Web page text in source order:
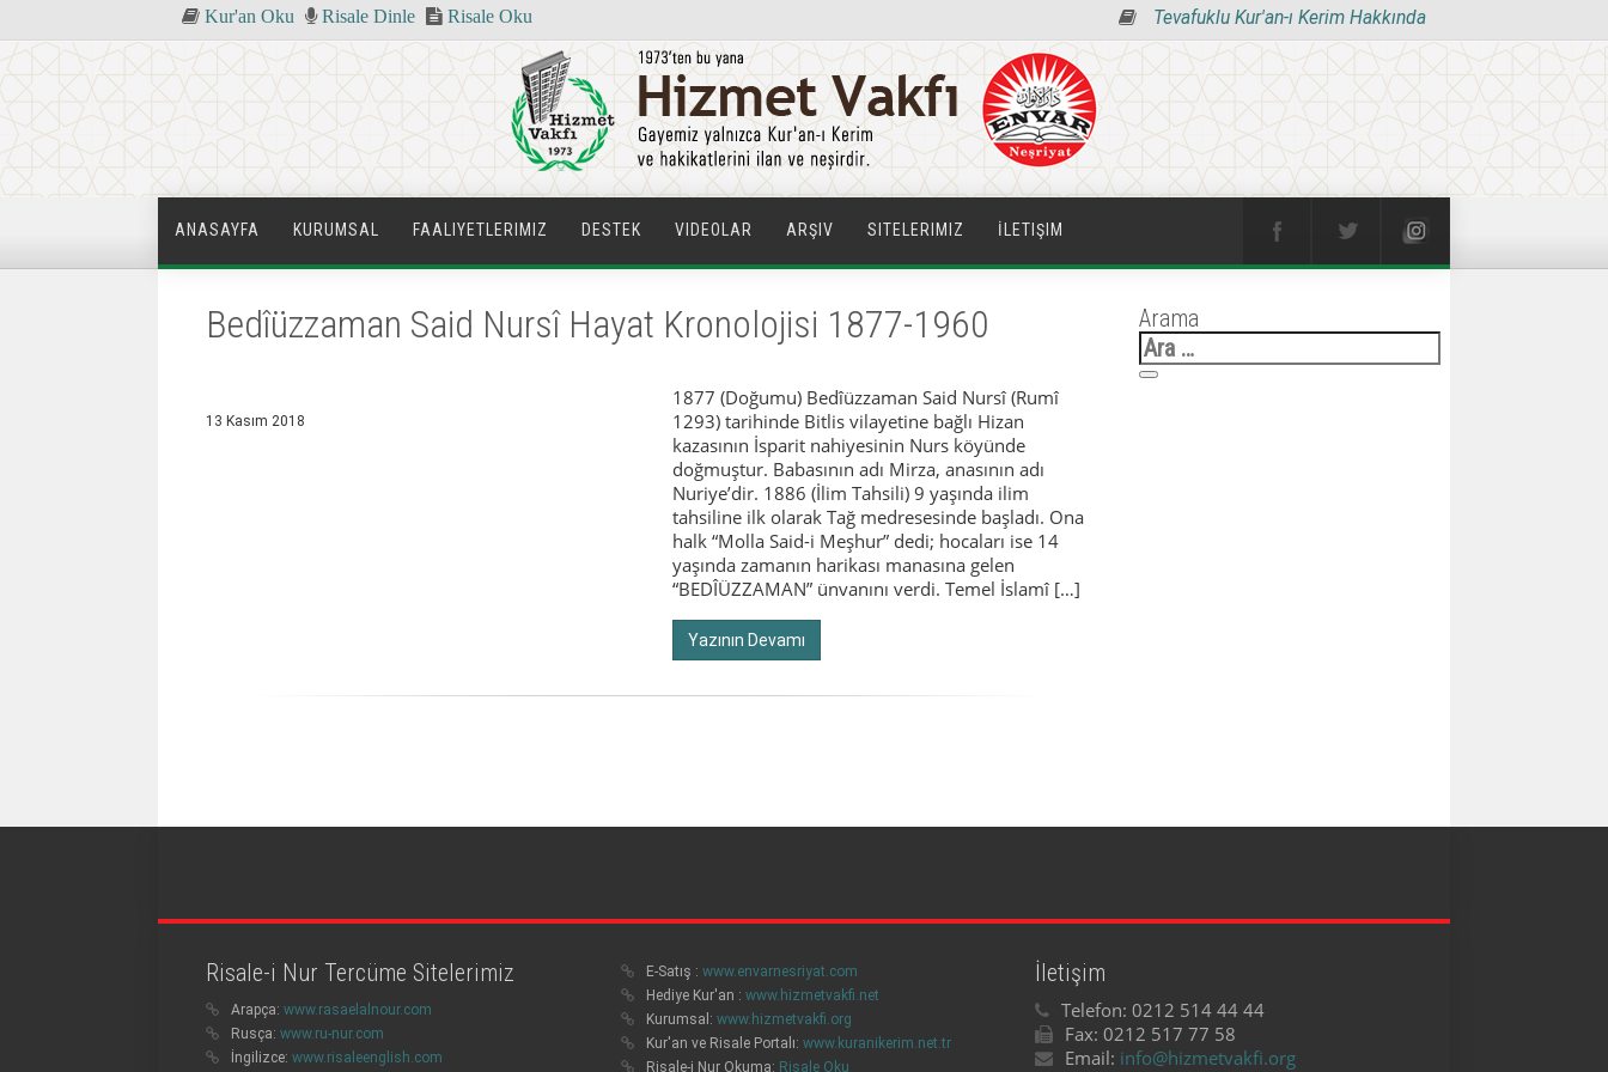
Kur'an Oku Risale Dinle Risale Oku Tevafuklu Kur'an-ı Kerim Hakkında
ANASAYFA KURUMSAL FAALIYETLERIMIZ DESTEK VIDEOLAR ARŞIV SITELERIMIZ İLETIŞIM
Bedîüzzaman Said Nursî Hayat Kronolojisi 1877-1960
13 Kasım 2018
1877 (Doğumu) Bedîüzzaman Said Nursî (Rumî
1293) tarihinde Bitlis vilayetine bağlı Hizan
kazasının İsparit nahiyesinin Nurs köyünde
doğmuştur. Babasının adı Mirza, anasının adı
Nuriye’dir. 1886 (İlim Tahsili) 9 yaşında ilim
tahsiline ilk olarak Tağ medresesinde başladı. Ona
halk “Molla Said-i Meşhur” dedi; hocaları ise 14
yaşında zamanın harikası manasına gelen
“BEDÎÜZZAMAN” ünvanını verdi. Temel İslamî […]
Yazının Devamı
Arama
Arama:
Risale-i Nur Tercüme Sitelerimiz
Arapça: www.rasaelalnour.com
Rusça: www.ru-nur.com
İngilizce: www.risaleenglish.com
E-Satış : www.envarnesriyat.com
Hediye Kur'an : www.hizmetvakfi.net
Kurumsal: www.hizmetvakfi.org
Kur'an ve Risale Portalı: www.kuranikerim.net.tr
Risale-i Nur Okuma: Risale Oku
İletişim
Telefon:0212 514 44 44
Fax:0212 517 77 58
Email: info@hizmetvakfi.org